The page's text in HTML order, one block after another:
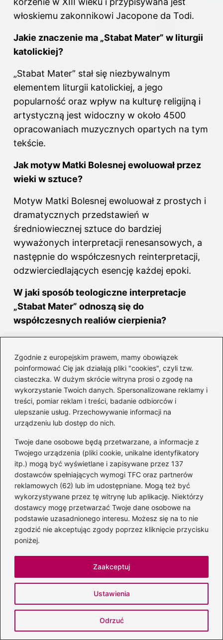
Zgodnie z europejskim prawem, mamy obowiązek
poinformować Cię jak działają pliki "cookies", czyli tzw.
ciasteczka. W dużym skrócie witryna prosi o zgodę na
wykorzystanie Twoich danych. Spersonalizowane reklamy i
treści, pomiar reklam i treści, badanie odbiorców i
ulepszanie usług. Przechowywanie informacji na
urządzeniu lub dostęp do nich.
Twoje dane osobowe będą przetwarzane, a informacje z
Twojego urządzenia (pliki cookie, unikalne identyfikatory
itp.) mogą być wyświetlane i zapisywane przez 137
dostawców spełniających wymogi TFC oraz partnerów
reklamowych (62) lub im udostępniane. Mogą też być
wykorzystywane przez tę witrynę lub aplikację. Niektórzy
dostawcy mogę przetwarzać Twoje dane osobowe na
podstawie uzasadnionego interesu. Możesz się na to nie
zgodzić nie akceptując zgody poprzez kliknięcie przycisku
poniżej.
Ustawienia
Odrzuć
Zaakceptuj
włoskiemu zakonnikowi Jacopone da Todi.
Jakie znaczenie ma „Stabat Mater” w liturgii
katolickiej?
„Stabat Mater” stał się niezbywalnym
elementem liturgii katolickiej, a jego
popularność oraz wpływ na kulturę religijną i
artystyczną jest widoczny w około 4500
opracowaniach muzycznych opartych na tym
tekście.
Jak motyw Matki Bolesnej ewoluował przez
wieki w sztuce?
Motyw Matki Bolesnej ewoluował z prostych i
dramatycznych przedstawień w
średniowiecznej sztuce do bardziej
wyważonych interpretacji renesansowych, a
następnie do współczesnych reinterpretacji,
odzwierciedlających esencję każdej epoki.
W jaki sposób teologiczne interpretacje
„Stabat Mater” odnoszą się do
współczesnych realiów cierpienia?
ukazują Maryję jako archetyp matki, której
cierpienie symbolizuje doświadczenia
wszystkich matek przeżywających stratę, a
także nawiązują do współczesnych realiów
cierpienia, uwypuklając więź z losami
cierpiących narodów.
Jakie są współczesne odniesienia do
motywu „Stabat Mater” w literaturze i
sztuce?
Współczesne odniesienia do motywu „Stabat
Mater” można znaleźć w literaturze
romantycznej, w utworach zaangażowanych
społecznie oraz w sztuce filmowej i teatralnej,
gdzie motyw ten zyskuje nowe oblicza i
odzwierciedla nie tylko cierpienia religijne, ale
także ludzkie oraz egzystencjalne.
Powiązane wpisy:
Twórz własne hity: inspirujące teksty,